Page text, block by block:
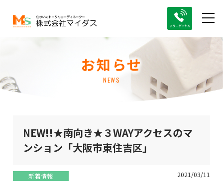
お知らせ
NEWS
NEW!!★南向き★３WAYアクセスのマ
ンション「大阪市東住吉区」
新着情報 2021/03/11